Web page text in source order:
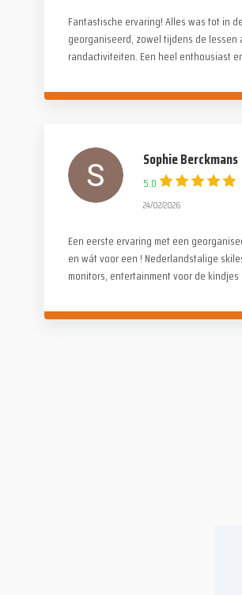
Fantastische ervaring! Alles was tot in
georganiseerd, zowel tijdens de lessen
randactiviteiten. Een heel enthousiast
sfeer onder de deelnemers. Een dikke
Sophie Berckmans
5.0
24/02/2026
Een eerste ervaring met een
en wát voor een ! Nederlandstalige
monitors, entertainment voor de
organisatie. Wij hebben genoten !